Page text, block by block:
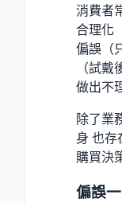
消費者
合理化
偏誤（
（試
做出不
除了業
身 也存
購買決
偏誤